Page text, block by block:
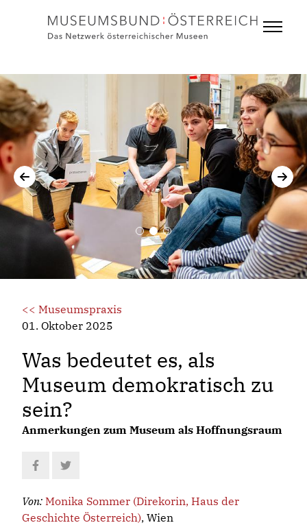
<< Museumspraxis
01. Oktober 2025
Was bedeutet es, als
Museum demokratisch zu
sein?
Anmerkungen zum Museum als Hoffnungsraum
Von: Monika Sommer (Direkorin, Haus der
Geschichte Österreich), Wien